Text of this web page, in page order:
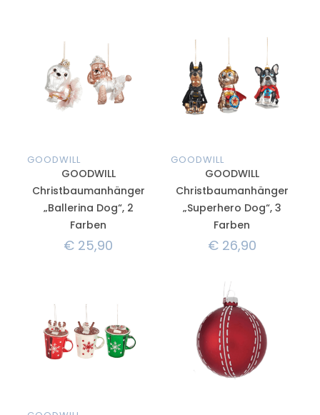
GOODWILL
GOODWILL
Christbaumanhänger
„Ballerina Dog“, 2
Farben
€ 25,90
GOODWILL
GOODWILL
Christbaumanhänger
„Superhero Dog“, 3
Farben
€26,90